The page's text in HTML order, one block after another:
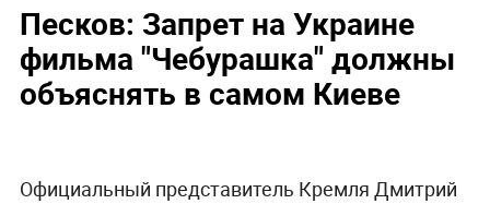
Песков: Запрет на Украине
фильма "Чебурашка" должны
объяснять в самом Киеве
Официальный представитель Кремля Дмитрий